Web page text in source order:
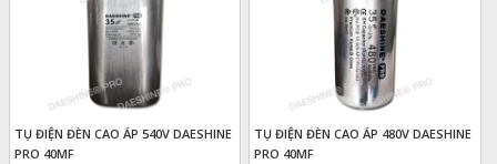
TỤ ĐIỆN ĐÈN CAO ÁP 540V DAESHINE
PRO 40MF
TỤ ĐIỆN ĐÈN CAO ÁP 480V DAESHINE
PRO 40MF